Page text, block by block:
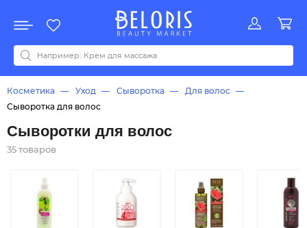
Акции
Все бренды
0-9ABCDEFGHIJKLMNOPQRSTUVWYZАБВДЗИМОКЛНПРСТУФ
Косметика Уход Сыворотка
Для волос
Сыворотка для волос
Сыворотки для волос
35 товаров